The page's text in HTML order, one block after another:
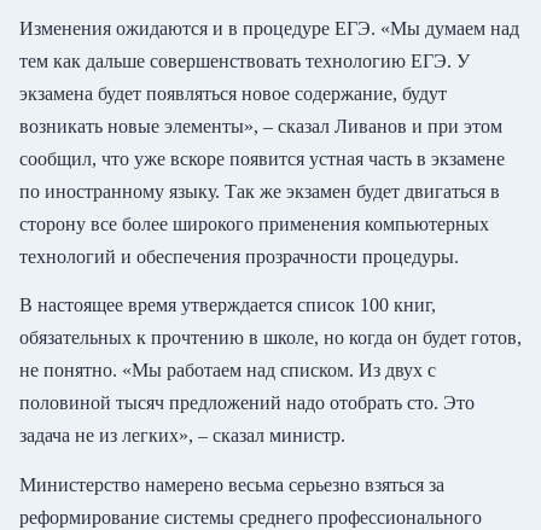
Изменения ожидаются и в процедуре ЕГЭ. «Мы думаем над
тем как дальше совершенствовать технологию ЕГЭ. У
экзамена будет появляться новое содержание, будут
возникать новые элементы», – сказал Ливанов и при этом
сообщил, что уже вскоре появится устная часть в экзамене
по иностранному языку. Так же экзамен будет двигаться в
сторону все более широкого применения компьютерных
технологий и обеспечения прозрачности процедуры.
В настоящее время утверждается список 100 книг,
обязательных к прочтению в школе, но когда он будет готов,
не понятно. «Мы работаем над списком. Из двух с
половиной тысяч предложений надо отобрать сто. Это
задача не из легких», – сказал министр.
Министерство намерено весьма серьезно взяться за
реформирование системы среднего профессионального